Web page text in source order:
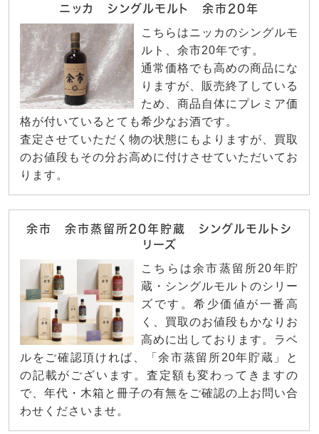
ニッカ シングルモルト 余市20年
こちらはニッカのシングルモ
ルト、余市20年です。
通常価格でも高めの商品にな
りますが、販売終了している
ため、商品自体にプレミア価
格が付いているとても希少なお酒です。
査定させていただく物の状態にもよりますが、買取
のお値段もその分お高めに付けさせていただいてお
ります。
余市 余市蒸留所20年貯蔵 シングルモルトシ
リーズ
こちらは余市蒸留所20年貯
蔵・シングルモルトのシリー
ズです。希少価値が一番高
く、買取のお値段もかなりお
高めに出しております。ラベ
ルをご確認頂ければ、「余市蒸留所20年貯蔵」と
の記載がございます。査定額も変わってきますの
で、年代・木箱と冊子の有無をご確認の上お問い合
わせくださいませ。